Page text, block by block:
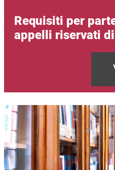
Requisiti per
appelli riservati
Immagine